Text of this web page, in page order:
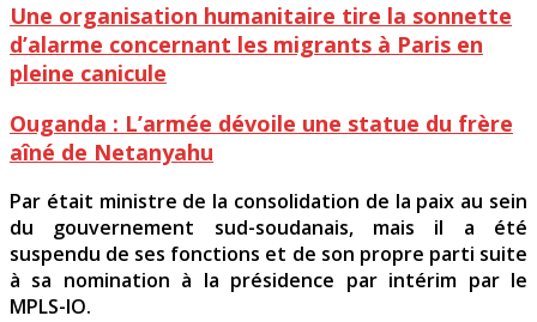
Une organisation humanitaire tire la sonnette
d’alarme concernant les migrants à Paris en
pleine canicule
Ouganda : L’armée dévoile une statue du frère
aîné de Netanyahu
Par était ministre de la consolidation de la paix au sein
du gouvernement sud-soudanais, mais il a été
suspendu de ses fonctions et de son propre parti suite
à sa nomination à la présidence par intérim par le
MPLS-IO.